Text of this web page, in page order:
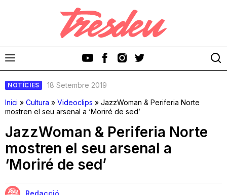
Discos
Videoclips
NOTÍCIES
18 Setembre 2019
Inici » Cultura » Videoclips » JazzWoman & Periferia Norte
mostren el seu arsenal a ‘Moriré de sed’
JazzWoman & Periferia Norte
mostren el seu arsenal a
‘Moriré de sed’
Redacció